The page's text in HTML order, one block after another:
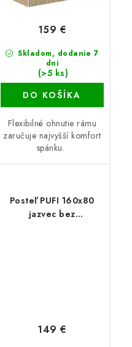
Skladom, dodanie 7
dni
(>5 ks)
159 €
DO KOŠÍKA
Flexibilné ohnutie rámu
zaručuje najvyšší komfort
spánku.
Posteľ PUFI 160x80
jazvec bez
149 €